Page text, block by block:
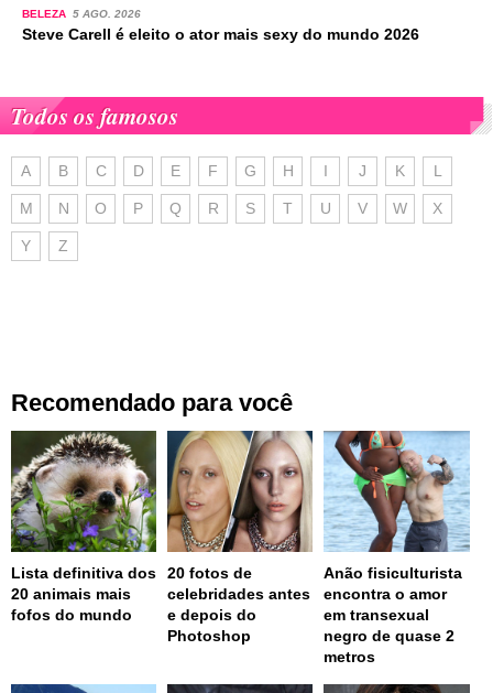
BELEZA 5 AGO. 2026
Steve Carell é eleito o ator mais sexy do mundo 2026
Todos os famosos
A B C D E F G H I J K L
M N O P Q R S T U V W X
Y Z
Recomendado para você
Lista definitiva dos
20 animais mais
fofos do mundo
20 fotos de
celebridades antes
e depois do
Photoshop
Anão fisiculturista
encontra o amor
em transexual
negro de quase 2
metros